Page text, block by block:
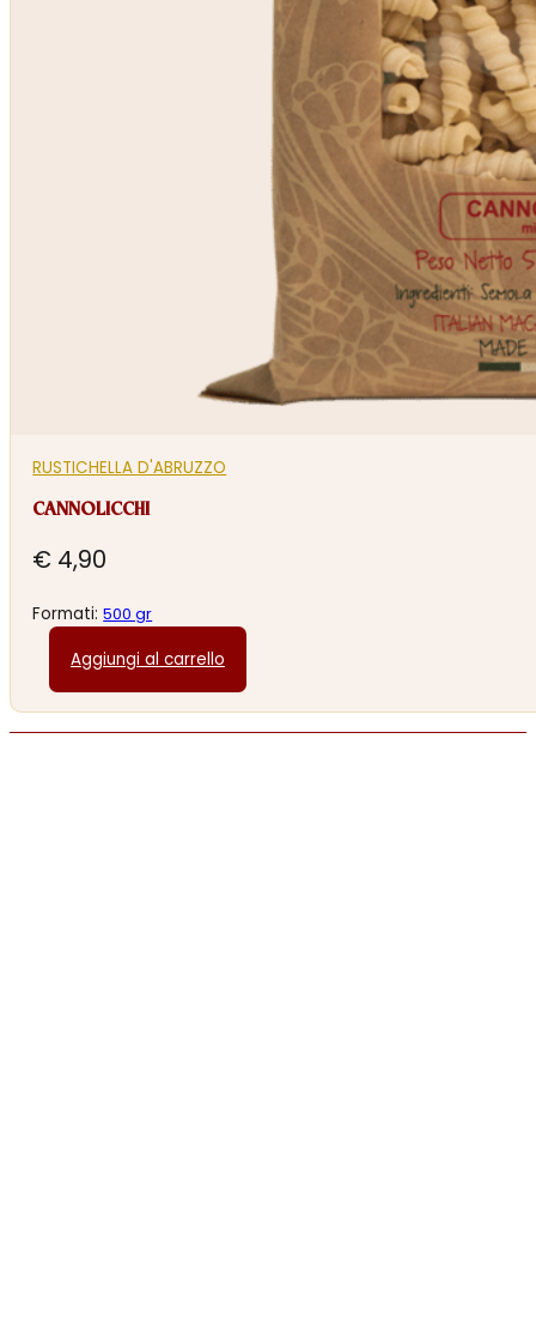
RUSTICHELLA D'ABRUZZO
CANNOLICCHI
€ 4,90
Formati:500 gr
Aggiungi al carrello